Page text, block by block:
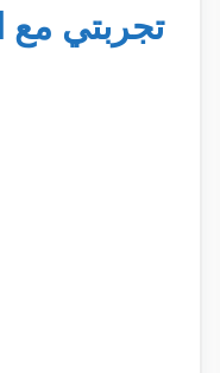
تجربتي مع